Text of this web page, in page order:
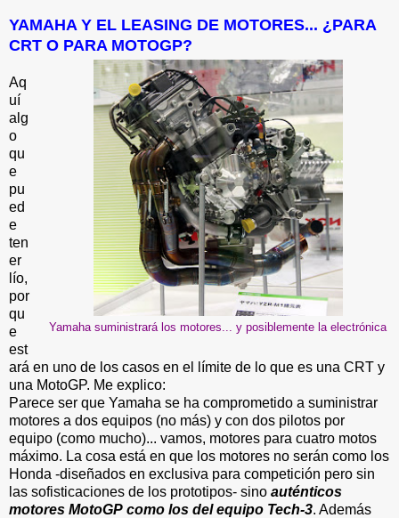
YAMAHA Y EL LEASING DE MOTORES... ¿PARA
CRT O PARA MOTOGP?
Yamaha suministrará los motores... y posiblemente la electrónica
Aq
uí
alg
o
qu
e
pu
ed
e
ten
er
lío,
por
qu
e
est
ará en uno de los casos en el límite de lo que es una CRT y
una MotoGP. Me explico:
Parece ser que Yamaha se ha comprometido a suministrar
motores a dos equipos (no más) y con dos pilotos por
equipo (como mucho)... vamos, motores para cuatro motos
máximo. La cosa está en que los motores no serán como los
Honda -diseñados en exclusiva para competición pero sin
las sofisticaciones de los prototipos- sino auténticos
motores MotoGP como los del equipo Tech-3. Además